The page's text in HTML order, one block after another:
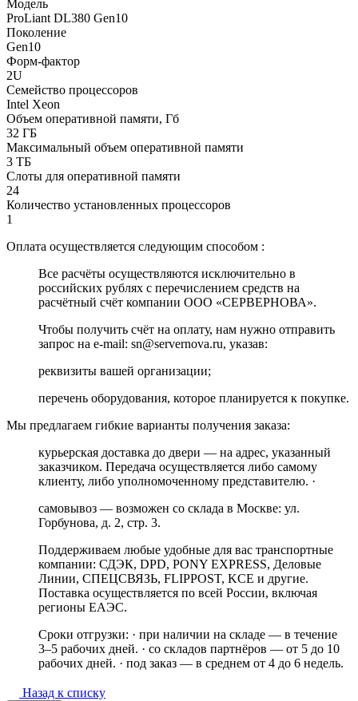
Модель
ProLiant DL380 Gen10
Поколение
Gen10
Форм-фактор
2U
Семейство процессоров
Intel Xeon
Объем оперативной памяти, Гб
32 ГБ
Максимальный объем оперативной памяти
3 ТБ
Слоты для оперативной памяти
24
Количество установленных процессоров
1
Оплата осуществляется следующим способом :
Все расчёты осуществляются исключительно в
российских рублях с перечислением средств на
расчётный счёт компании ООО «СЕРВЕРНОВА».
Чтобы получить счёт на оплату, нам нужно отправить
запрос на e-mail: sn@servernova.ru, указав:
реквизиты вашей организации;
перечень оборудования, которое планируется к покупке.
Мы предлагаем гибкие варианты получения заказа:
курьерская доставка до двери — на адрес, указанный
заказчиком. Передача осуществляется либо самому
клиенту, либо уполномоченному представителю. ·
самовывоз — возможен со склада в Москве: ул.
Горбунова, д. 2, стр. 3.
Поддерживаем любые удобные для вас транспортные
компании: СДЭК, DPD, PONY EXPRESS, Деловые
Линии, СПЕЦСВЯЗЬ, FLIPPOST, KCE и другие.
Поставка осуществляется по всей России, включая
регионы ЕАЭС.
Сроки отгрузки: · при наличии на складе — в течение
3–5 рабочих дней. · со складов партнёров — от 5 до 10
рабочих дней. · под заказ — в среднем от 4 до 6 недель.
Назад к списку